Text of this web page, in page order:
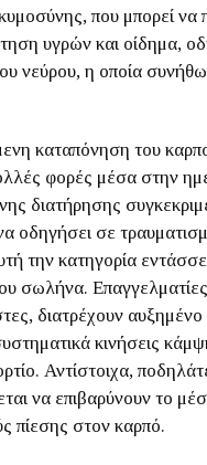
που μπορεί να
υγρών και οίδημα,
νεύρου, η οποία
καταπόνηση του
φορές μέσα στην
διατήρησης
οδηγήσει σε
την κατηγορία
σωλήνα.
διατρέχουν αυξημένο
κινήσεις
Αντίστοιχα,
να επιβαρύνουν το
πίεσης στον καρπό.